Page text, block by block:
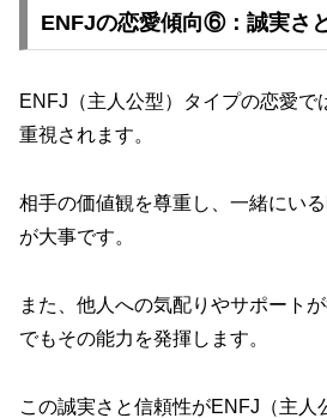
ENFJの恋愛傾向⑥：誠実さ
ENFJ（主人公型）タイプの恋愛で
重視されます。
相手の価値観を尊重し、一緒にい
が大事です。
また、他人への気配りやサポート
でもその能力を発揮します。
この誠実さと信頼性がENFJ（主人